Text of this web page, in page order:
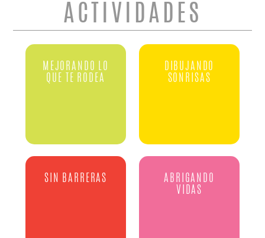
ACTIVIDADES
MEJORANDO LO
QUE TE RODEA
DIBUJANDO
SONRISAS
SIN BARRERAS
ABRIGANDO
VIDAS